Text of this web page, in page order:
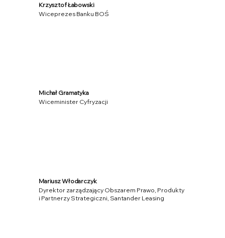
Krzysztof Łabowski
Wiceprezes Banku BOŚ
Michał Gramatyka
Wiceminister Cyfryzacji
Mariusz Włodarczyk
Dyrektor zarządzający Obszarem Prawo, Produkty
i Partnerzy Strategiczni, Santander Leasing